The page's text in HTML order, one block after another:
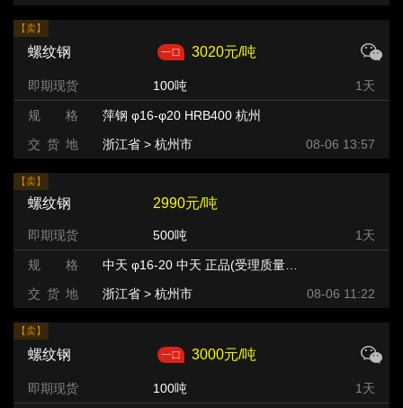
【卖】
螺纹钢 3020元/吨
即期现货 100吨 1天
规 格
萍钢 φ16-φ20 HRB400 杭州
交 货 地
浙江省 > 杭州市 08-06 13:57
【卖】
螺纹钢 2990元/吨
即期现货 500吨 1天
规 格
中天 φ16-20 中天 正品(受理质量异议) HRB400
交 货 地
浙江省 > 杭州市 > 08-06 11:22
【卖】
螺纹钢 3000元/吨
即期现货 100吨 1天